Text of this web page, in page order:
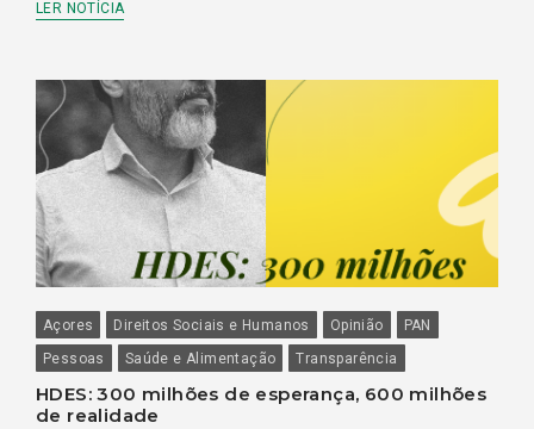
LER NOTÍCIA
Açores Direitos Sociais e Humanos Opinião
PAN
Pessoas
Saúde e Alimentação Transparência
HDES: 300 milhões de esperança, 600 milhões
de realidade